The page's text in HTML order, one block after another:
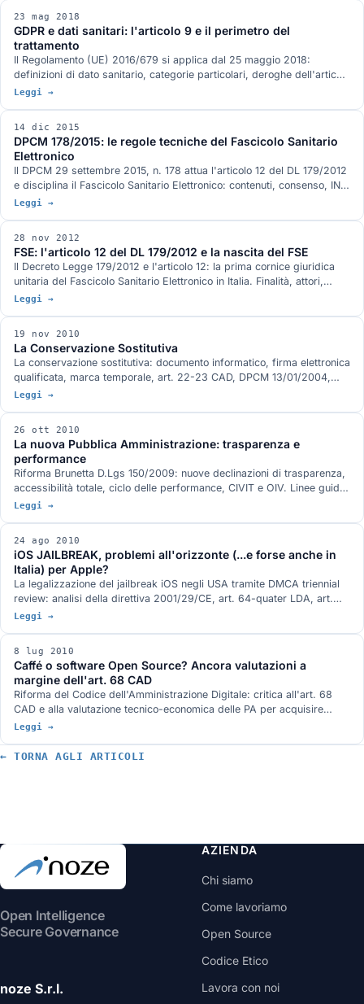
23 mag 2018
GDPR e dati sanitari: l'articolo 9 e il perimetro del
trattamento
Il Regolamento (UE) 2016/679 si applica dal 25 maggio 2018:
definizioni di dato sanitario, categorie particolari, deroghe dell'articolo
9, obblighi di DPO e DPIA, rapporto con il Codice Privacy italiano.
Leggi →
14 dic 2015
DPCM 178/2015: le regole tecniche del Fascicolo Sanitario
Elettronico
Il DPCM 29 settembre 2015, n. 178 attua l'articolo 12 del DL 179/2012
e disciplina il Fascicolo Sanitario Elettronico: contenuti, consenso, INI
(Infrastruttura Nazionale per l'Interoperabilità), profili documentali.
Leggi →
28 nov 2012
FSE: l'articolo 12 del DL 179/2012 e la nascita del FSE
Il Decreto Legge 179/2012 e l'articolo 12: la prima cornice giuridica
unitaria del Fascicolo Sanitario Elettronico in Italia. Finalità, attori,
rapporti con il CAD e con le linee guida Garante.
Leggi →
19 nov 2010
La Conservazione Sostitutiva
La conservazione sostitutiva: documento informatico, firma elettronica
qualificata, marca temporale, art. 22-23 CAD, DPCM 13/01/2004,
deliberazione CNIPA 11/2004, DPCM 30/03/2009.
Leggi →
26 ott 2010
La nuova Pubblica Amministrazione: trasparenza e
performance
Riforma Brunetta D.Lgs 150/2009: nuove declinazioni di trasparenza,
accessibilità totale, ciclo delle performance, CIVIT e OIV. Linee guida
siti PA e CIVIT.
Leggi →
24 ago 2010
iOS JAILBREAK, problemi all'orizzonte (...e forse anche in
Italia) per Apple?
La legalizzazione del jailbreak iOS negli USA tramite DMCA triennial
review: analisi della direttiva 2001/29/CE, art. 64-quater LDA, art.
102-quater LDA, e applicabilità in Italia.
Leggi →
8 lug 2010
Caffé o software Open Source? Ancora valutazioni a
margine dell'art. 68 CAD
Riforma del Codice dell'Amministrazione Digitale: critica all'art. 68
CAD e alla valutazione tecnico-economica delle PA per acquisire
software.
Leggi →
← TORNA AGLI ARTICOLI
Open Intelligence
Secure Governance
noze S.r.l.
AZIENDA
Chi siamo
Come lavoriamo
Open Source
Codice Etico
Lavora con noi